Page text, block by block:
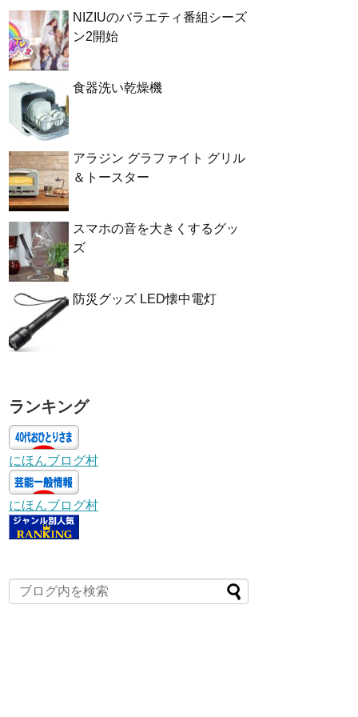
NIZIUのバラエティ番組シーズ
ン2開始
食器洗い乾燥機
アラジン グラファイト グリル
＆トースター
スマホの音を大きくするグッ
ズ
防災グッズ LED懐中電灯
ランキング
にほんブログ村
にほんブログ村